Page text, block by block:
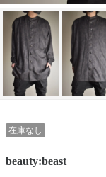
在庫なし
beauty:beast